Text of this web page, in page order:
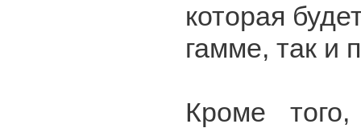
которая
гамме, так и
Кроме